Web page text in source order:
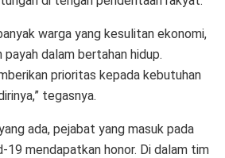
warga yang kesulitan ekonomi,
dalam bertahan hidup.
prioritas kepada kebutuhan
tegasnya.
ada, pejabat yang masuk pada
19 mendapatkan honor. Di dalam tim